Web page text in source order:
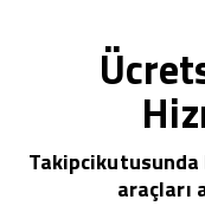
araçları